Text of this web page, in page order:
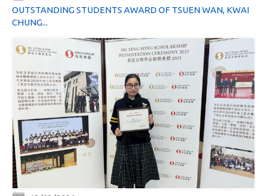
OUTSTANDING STUDENTS AWARD OF TSUEN WAN, KWAI
CHUNG...